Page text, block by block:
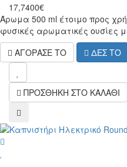
17,7400€
Άρωμα 500 ml έτοιμο προς
φυσικές αρωματικές ουσίες
ΑΓΟΡΑΣΕ ΤΟ
ΔΕΣ ΤΟ
ΠΡΟΣΘΗΚΗ ΣΤΟ ΚΑΛΑΘΙ
compare